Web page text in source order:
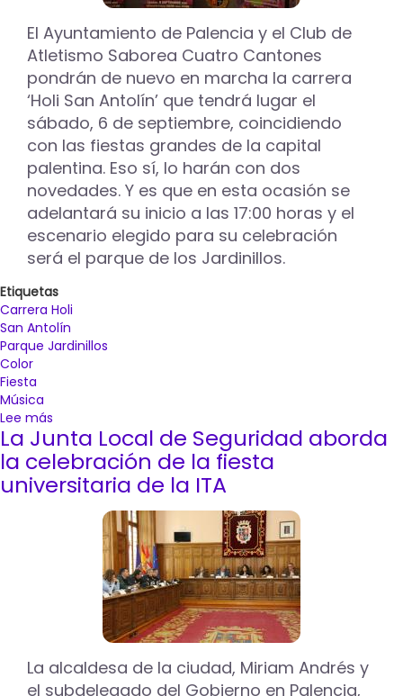
el
31
de
octubre
en
Palencia
El Ayuntamiento de Palencia y el Club de
Atletismo Saborea Cuatro Cantones
pondrán de nuevo en marcha la carrera
‘Holi San Antolín’ que tendrá lugar el
sábado, 6 de septiembre, coincidiendo
con las fiestas grandes de la capital
palentina. Eso sí, lo harán con dos
novedades. Y es que en esta ocasión se
adelantará su inicio a las 17:00 horas y el
escenario elegido para su celebración
será el parque de los Jardinillos.
Etiquetas
Carrera Holi
San Antolín
Parque Jardinillos
Color
Fiesta
Música
Lee más
El
parque
de
los
Jardinillos
septiembre
San
Antolín
La Junta Local de Seguridad aborda
la celebración de la fiesta
universitaria de la ITA
La alcaldesa de la ciudad, Miriam Andrés y
el subdelegado del Gobierno en Palencia,